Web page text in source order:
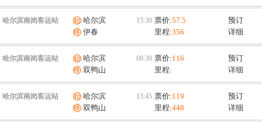
哈尔滨南岗客运站
哈尔滨
伊春
票价:57.5
里程:356
预订
详细
哈尔滨南岗客运站
哈尔滨
双鸭山
票价:116
里程:
预订
详细
哈尔滨南岗客运站
哈尔滨
双鸭山
票价:119
里程:448
预订
详细